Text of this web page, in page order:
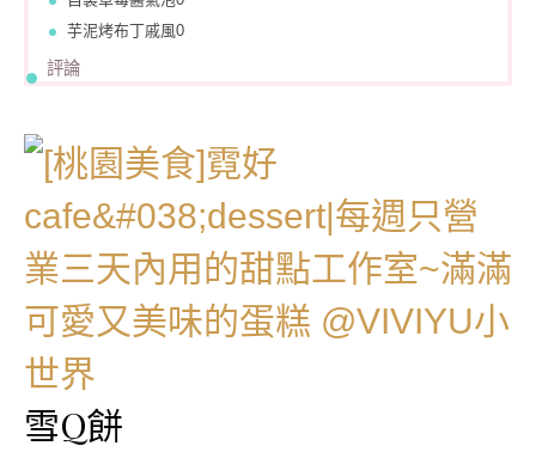
芋泥烤布丁戚風0
評論
雪Q餅